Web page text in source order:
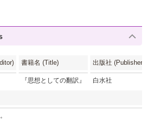
書籍名 (Title) 出版社 (Publisher)
『思想としての翻訳』 白水社